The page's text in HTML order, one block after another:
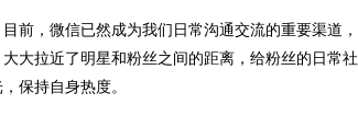
，微信已然成为我们日常沟通交流的重要渠道，
大大拉近了明星和粉丝之间的距离，给粉丝的日常
保持自身热度。